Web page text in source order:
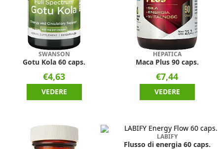
SWANSON
Gotu Kola 60 caps.
€4,63
VEDERE
HEPATICA
Maca Plus 90 caps.
€7,44
VEDERE
LABIFY
Flusso di energia 60 caps.